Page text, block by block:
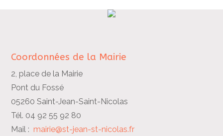
Coordonnées de la Mairie
2, place de la Mairie
Pont du Fossé
05260 Saint-Jean-Saint-Nicolas
Tél. 04 92 55 92 80
Mail :mairie@st-jean-st-nicolas.fr